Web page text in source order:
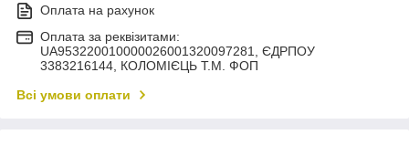
Оплата на рахунок
Оплата за реквізитами:
UA953220010000026001320097281, ЄДРПОУ
3383216144, КОЛОМIЄЦЬ Т.М. ФОП
Всі умови оплати